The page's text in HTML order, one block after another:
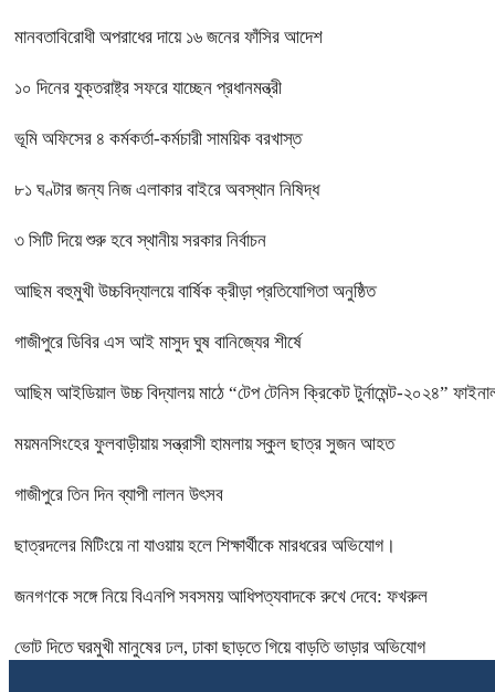
মানবতাবিরোধী অপরাধের দায়ে ১৬ জনের ফাঁসির আদেশ
১০ দিনের যুক্তরাষ্ট্র সফরে যাচ্ছেন প্রধানমন্ত্রী
ভূমি অফিসের ৪ কর্মকর্তা-কর্মচারী সাময়িক বরখাস্ত
৮১ ঘণ্টার জন্য নিজ এলাকার বাইরে অবস্থান নিষিদ্ধ
৩ সিটি দিয়ে শুরু হবে স্থানীয় সরকার নির্বাচন
আছিম বহুমুখী উচ্চবিদ্যালয়ে বার্ষিক ক্রীড়া প্রতিযোগিতা অনুষ্ঠিত
গাজীপুরে ডিবির এস আই মাসুদ ঘুষ বানিজ্যের শীর্ষে
আছিম আইডিয়াল উচ্চ বিদ্যালয় মাঠে “টেপ টেনিস ক্রিকেট টুর্নামেন্ট-২০২৪”
ময়মনসিংহের ফুলবাড়ীয়ায় সন্ত্রাসী হামলায় স্কুল ছাত্র সুজন আহত
গাজীপুরে তিন দিন ব্যাপী লালন উৎসব
ছাত্রদলের মিটিংয়ে না যাওয়ায় হলে শিক্ষার্থীকে মারধরের অভিযোগ।
জনগণকে সঙ্গে নিয়ে বিএনপি সবসময় আধিপত্যবাদকে রুখে দেবে: ফখরুল
ভোট দিতে ঘরমুখী মানুষের ঢল, ঢাকা ছাড়তে গিয়ে বাড়তি ভাড়ার অভিযোগ